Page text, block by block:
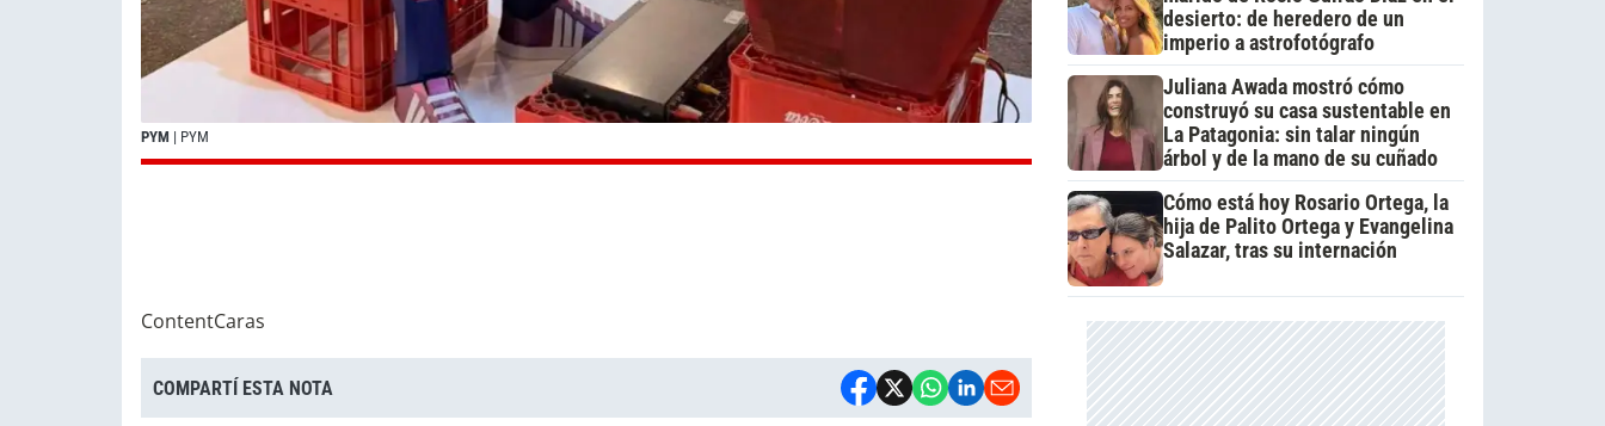
PYM | PYM
ContentCaras
COMPARTÍ ESTA NOTA
desierto: de heredero de un
imperio a astrofotógrafo
Juliana Awada mostró cómo
construyó su casa sustentable en
La Patagonia: sin talar ningún
árbol y de la mano de su cuñado
Cómo está hoy Rosario Ortega, la
hija de Palito Ortega y Evangelina
Salazar, tras su internación